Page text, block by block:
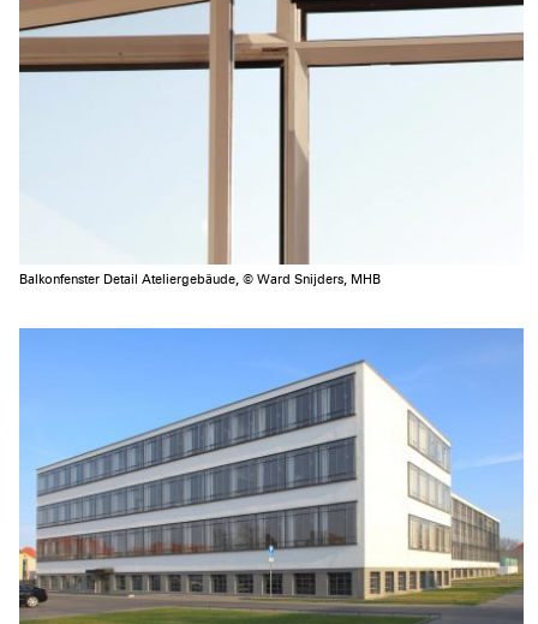
Balkonfenster Detail Ateliergebäude, © Ward Snijders, MHB